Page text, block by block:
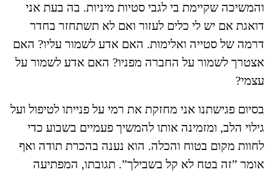
והמשיכה שקיימת בי לגבי סטיות מיניות. בה בעת אני
דואגת אם יש לי כלים לעזור ואם לא תשתחזר בחדר
דרמה של סטייה ואלימות. האם אדע לשמור עליו? האם
אצטרך לשמור על החברה מפניו? האם אדע לשמור על
עצמי?
בסיום פגישתנו אני מחזקת את רמי על פנייתו לטיפול ועל
גילוי הלב, ומזמינה אותו להמשיך פעמיים בשבוע כדי
לחוות מקום בטוח והכלה. הוא נענה בהכרת תודה ואף
אומר ”זה בטח לא קל בשבילך”. תגובתו, המפתיעה